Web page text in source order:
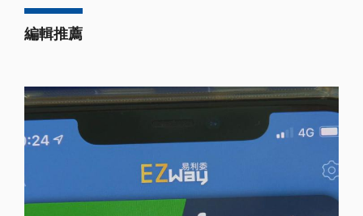
編輯推薦